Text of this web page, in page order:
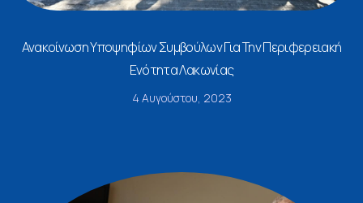
Ανακοίνωση Υποψηφίων Συμβούλων Για Την Περιφερειακή
Ενότητα Λακωνίας
4 Αυγούστου, 2023